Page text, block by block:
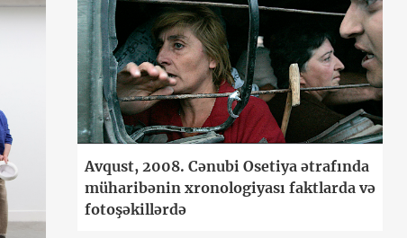
Avqust, 2008. Cənubi Osetiya ətrafında
müharibənin xronologiyası faktlarda və
fotoşəkillərdə